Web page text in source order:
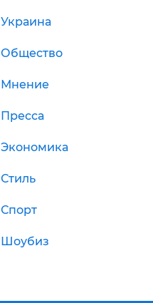
Украина
Общество
Мнение
Пресса
Экономика
Стиль
Спорт
Шоубиз